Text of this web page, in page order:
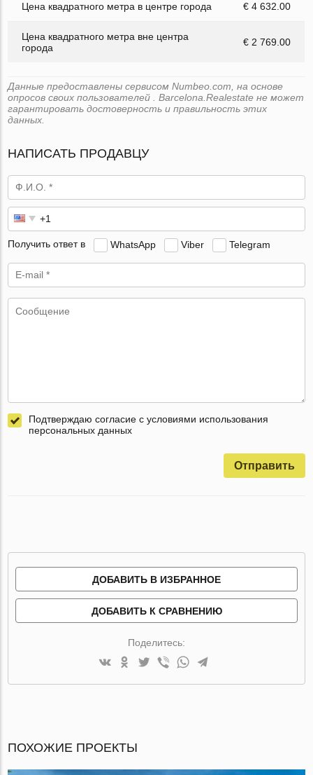
Цена квадратного метра в центре города € 4 632.00
Цена квадратного метра вне центра
города
€ 2 769.00
Данные предоставлены сервисом Numbeo.com, на основе
опросов своих пользователей . Barcelona.Realestate не может
гарантировать достоверность и правильность этих
данных.
НАПИСАТЬ ПРОДАВЦУ
Получить ответ в WhatsApp Viber Telegram
Подтверждаю согласие с условиями использования
персональных данных
Отправить
ДОБАВИТЬ В ИЗБРАННОЕ
ДОБАВИТЬ К СРАВНЕНИЮ
Поделитесь:
ПОХОЖИЕ ПРОЕКТЫ